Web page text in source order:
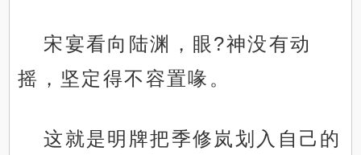
宋宴看向陆渊，眼?神没有动
摇，坚定得不容置喙。
这就是明牌把季修岚划入自己的